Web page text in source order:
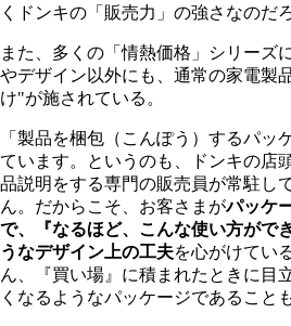
くドンキの「販売力」の強さなのだろ
また、多くの「情熱価格」シリーズ
やデザイン以外にも、通常の家電製
け"が施されている。
「製品を梱包（こんぽう）するパッ
ています。というのも、ドンキの店
品説明をする専門の販売員が常駐し
ん。だからこそ、お客さまがパッケ
で、『なるほど、こんな使い方がで
うなデザイン上の工夫を心がけてい
ん、『買い場』に積まれたときに目
くなるようなパッケージであること